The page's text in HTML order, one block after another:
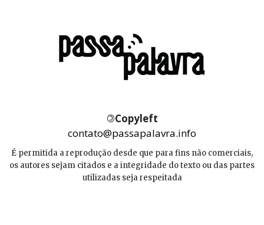
©Copyleft
contato@passapalavra.info
É permitida a reprodução desde que para fins não comerciais,
os autores sejam citados e a integridade do texto ou das partes
utilizadas seja respeitada